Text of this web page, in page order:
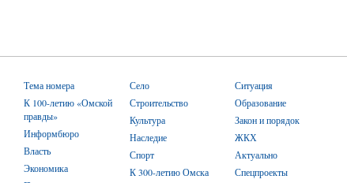
Тема номера
К 100-летию «Омской
правды»
Информбюро
Власть
Экономика
Село
Строительство
Культура
Наследие
Спорт
К 300-летию Омска
Ситуация
Образование
Закон и порядок
ЖКХ
Актуально
Спецпроекты